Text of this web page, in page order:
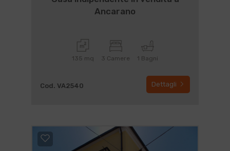
Ancarano
135 mq 3 Camere 1 Bagni
Cod. VA2540 Dettagli